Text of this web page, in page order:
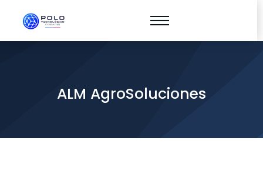
ALM AgroSoluciones